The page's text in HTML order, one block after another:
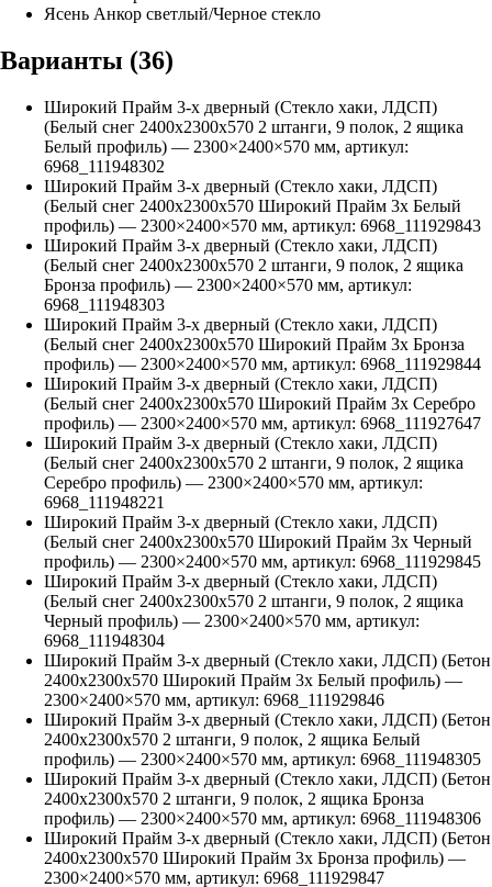
Ясень Анкор светлый/Черное стекло
Варианты (36)
Широкий Прайм 3-х дверный (Стекло хаки, ЛДСП)
(Белый снег 2400х2300х570 2 штанги, 9 полок, 2 ящика
Белый профиль) — 2300×2400×570 мм, артикул:
6968_111948302
Широкий Прайм 3-х дверный (Стекло хаки, ЛДСП)
(Белый снег 2400х2300х570 Широкий Прайм 3х Белый
профиль) — 2300×2400×570 мм, артикул: 6968_111929843
Широкий Прайм 3-х дверный (Стекло хаки, ЛДСП)
(Белый снег 2400х2300х570 2 штанги, 9 полок, 2 ящика
Бронза профиль) — 2300×2400×570 мм, артикул:
6968_111948303
Широкий Прайм 3-х дверный (Стекло хаки, ЛДСП)
(Белый снег 2400х2300х570 Широкий Прайм 3х Бронза
профиль) — 2300×2400×570 мм, артикул: 6968_111929844
Широкий Прайм 3-х дверный (Стекло хаки, ЛДСП)
(Белый снег 2400х2300х570 Широкий Прайм 3х Серебро
профиль) — 2300×2400×570 мм, артикул: 6968_111927647
Широкий Прайм 3-х дверный (Стекло хаки, ЛДСП)
(Белый снег 2400х2300х570 2 штанги, 9 полок, 2 ящика
Серебро профиль) — 2300×2400×570 мм, артикул:
6968_111948221
Широкий Прайм 3-х дверный (Стекло хаки, ЛДСП)
(Белый снег 2400х2300х570 Широкий Прайм 3х Черный
профиль) — 2300×2400×570 мм, артикул: 6968_111929845
Широкий Прайм 3-х дверный (Стекло хаки, ЛДСП)
(Белый снег 2400х2300х570 2 штанги, 9 полок, 2 ящика
Черный профиль) — 2300×2400×570 мм, артикул:
6968_111948304
Широкий Прайм 3-х дверный (Стекло хаки, ЛДСП) (Бетон
2400х2300х570 Широкий Прайм 3х Белый профиль) —
2300×2400×570 мм, артикул: 6968_111929846
Широкий Прайм 3-х дверный (Стекло хаки, ЛДСП) (Бетон
2400х2300х570 2 штанги, 9 полок, 2 ящика Белый
профиль) — 2300×2400×570 мм, артикул: 6968_111948305
Широкий Прайм 3-х дверный (Стекло хаки, ЛДСП) (Бетон
2400х2300х570 2 штанги, 9 полок, 2 ящика Бронза
профиль) — 2300×2400×570 мм, артикул: 6968_111948306
Широкий Прайм 3-х дверный (Стекло хаки, ЛДСП) (Бетон
2400х2300х570 Широкий Прайм 3х Бронза профиль) —
2300×2400×570 мм, артикул: 6968_111929847